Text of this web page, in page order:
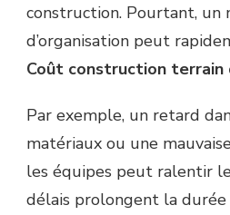
construction. Pourtant, un
d’organisation peut
Coût construction terrain
Par exemple, un retard
matériaux ou une
les équipes peut ralentir
délais prolongent la